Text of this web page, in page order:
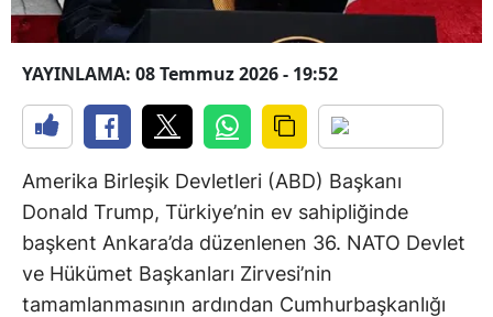
YAYINLAMA: 08 Temmuz 2026 - 19:52
Amerika Birleşik Devletleri (ABD) Başkanı
Donald Trump, Türkiye’nin ev sahipliğinde
başkent Ankara’da düzenlenen 36. NATO Devlet
ve Hükümet Başkanları Zirvesi’nin
tamamlanmasının ardından Cumhurbaşkanlığı